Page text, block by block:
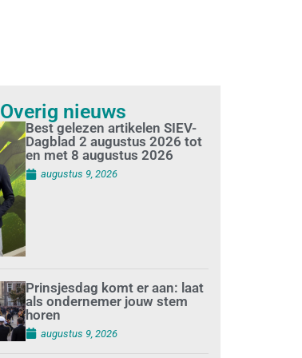
Overig nieuws
Best gelezen artikelen SIEV-
Dagblad 2 augustus 2026 tot
en met 8 augustus 2026
augustus 9, 2026
Prinsjesdag komt er aan: laat
als ondernemer jouw stem
horen
augustus 9, 2026